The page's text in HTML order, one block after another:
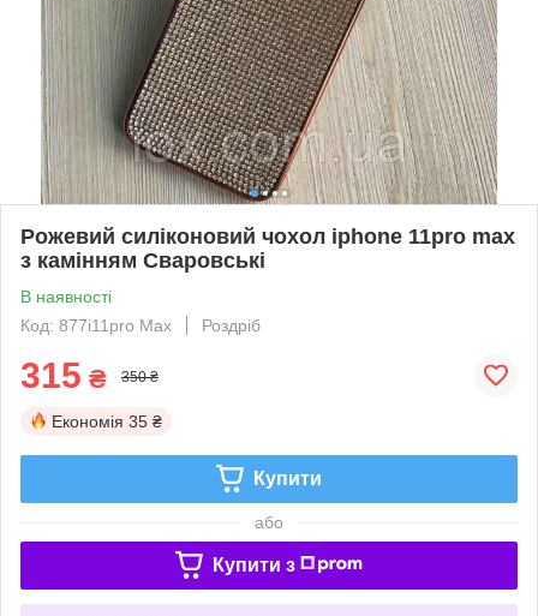
Рожевий силіконовий чохол iphone 11pro max
з камінням Сваровські
В наявності
Код: 877i11pro Max
Роздріб
315 ₴ 350 ₴
Економія 35 ₴
Купити
або
Купити з